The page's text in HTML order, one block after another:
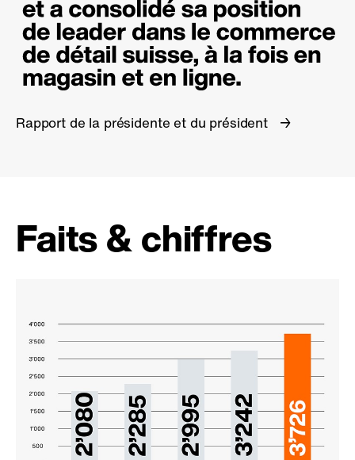
Rapport de la présidente et du président
Faits & chiffres